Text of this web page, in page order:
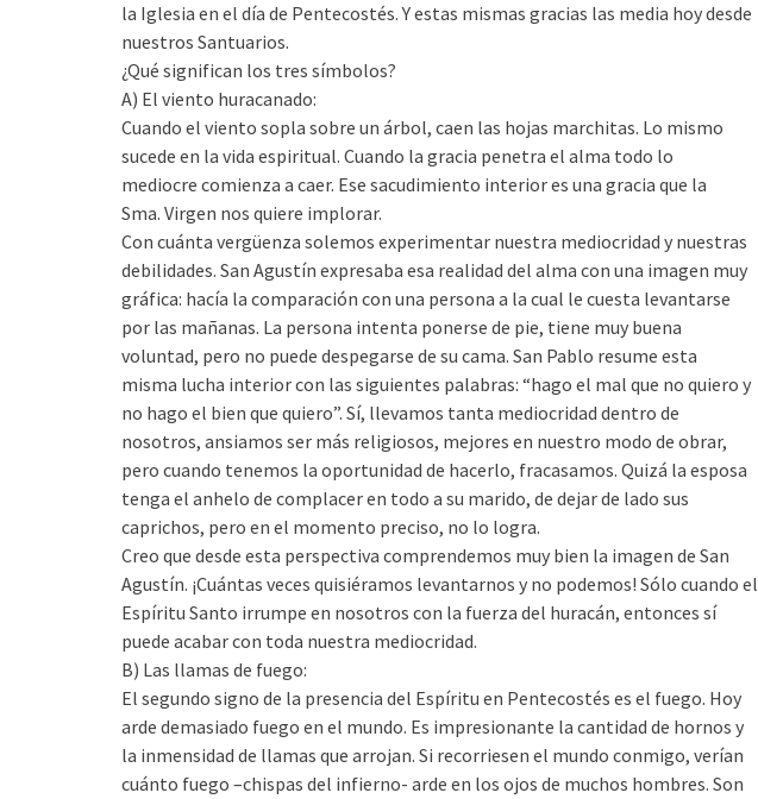
la Iglesia en el día de Pentecostés. Y estas mismas gracias las media hoy desde
nuestros Santuarios.
¿Qué significan los tres símbolos?
A) El viento huracanado:
Cuando el viento sopla sobre un árbol, caen las hojas marchitas. Lo mismo
sucede en la vida espiritual. Cuando la gracia penetra el alma todo lo
mediocre comienza a caer. Ese sacudimiento interior es una gracia que la
Sma. Virgen nos quiere implorar.
Con cuánta vergüenza solemos experimentar nuestra mediocridad y nuestras
debilidades. San Agustín expresaba esa realidad del alma con una imagen muy
gráfica: hacía la comparación con una persona a la cual le cuesta levantarse
por las mañanas. La persona intenta ponerse de pie, tiene muy buena
voluntad, pero no puede despegarse de su cama. San Pablo resume esta
misma lucha interior con las siguientes palabras: “hago el mal que no quiero y
no hago el bien que quiero”. Sí, llevamos tanta mediocridad dentro de
nosotros, ansiamos ser más religiosos, mejores en nuestro modo de obrar,
pero cuando tenemos la oportunidad de hacerlo, fracasamos. Quizá la esposa
tenga el anhelo de complacer en todo a su marido, de dejar de lado sus
caprichos, pero en el momento preciso, no lo logra.
Creo que desde esta perspectiva comprendemos muy bien la imagen de San
Agustín. ¡Cuántas veces quisiéramos levantarnos y no podemos! Sólo cuando el
Espíritu Santo irrumpe en nosotros con la fuerza del huracán, entonces sí
puede acabar con toda nuestra mediocridad.
B) Las llamas de fuego:
El segundo signo de la presencia del Espíritu en Pentecostés es el fuego. Hoy
arde demasiado fuego en el mundo. Es impresionante la cantidad de hornos y
la inmensidad de llamas que arrojan. Si recorriesen el mundo conmigo, verían
cuánto fuego –chispas del infierno- arde en los ojos de muchos hombres. Son